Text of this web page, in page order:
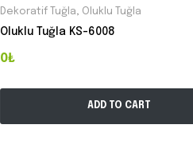
Dekoratif Tuğla, Oluklu Tuğla
Oluklu Tuğla KS-6008
0₺
ADD TO CART